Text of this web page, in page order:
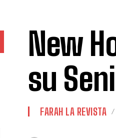
New
su
FARAH LA REVISTA